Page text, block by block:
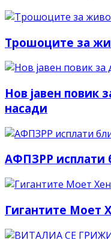
Tрошоците за
Нов јавен повик
насади
АФПЗРР исплати
Гигантите Моет